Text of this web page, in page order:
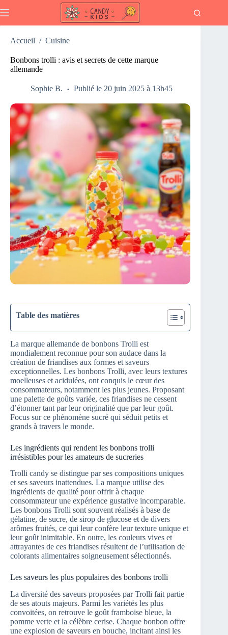
au
Accueil / Cuisine
Bonbons trolli : avis et secrets de cette marque
allemande
Sophie B. Publié le 20 juin 2025 à 13h45
Table des matières
La marque allemande de bonbons Trolli est
mondialement reconnue pour son audace dans la
création de friandises aux formes et saveurs
exceptionnelles. Les bonbons Trolli, avec leurs textures
moelleuses et acidulées, ont conquis le cœur des
consommateurs, notamment les plus jeunes. Proposant
une palette de goûts variée, ces friandises ne cessent
d’étonner tant par leur originalité que par leur goût.
Focus sur ce phénomène sucré qui séduit petits et
grands à travers le monde.
Les ingrédients qui rendent les bonbons trolli
irrésistibles pour les amateurs de sucreries
Trolli candy se distingue par ses compositions uniques
et ses saveurs inattendues. La marque utilise des
ingrédients de qualité pour offrir à chaque
consommateur une expérience gustative incomparable.
Les bonbons Trolli sont souvent réalisés à base de
gélatine, de sucre, de sirop de glucose et de divers
arômes fruités, ce qui leur confère leur texture unique et
leur goût inimitable. En outre, les couleurs vives et
attrayantes de ces friandises résultent de l’utilisation de
colorants alimentaires soigneusement sélectionnés.
Les saveurs les plus populaires des bonbons trolli
La diversité des saveurs proposées par Trolli fait partie
de ses atouts majeurs. Parmi les variétés les plus
convoitées, on retrouve le goût framboise bleue, la
pomme verte et la célèbre cerise. Chaque bonbon offre
une explosion de saveurs en bouche, incitant ainsi les